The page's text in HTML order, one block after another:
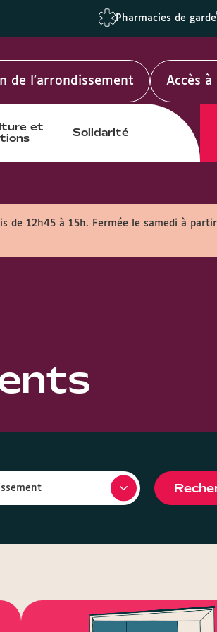
Pharmacies de garde
de l'arrondissement Accès
et
Solidarité
de 12h45 à 15h. Fermée le samedi à partir